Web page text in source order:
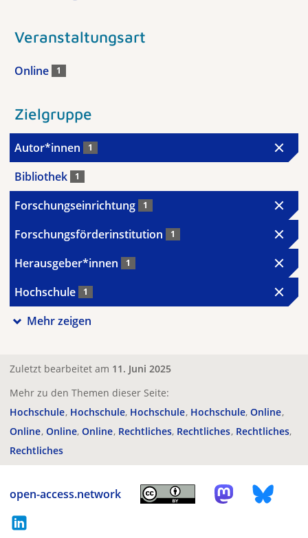
Veranstaltungsart
Online 1
Zielgruppe
Autor*innen 1
Bibliothek 1
Forschungseinrichtung 1
Forschungsförderinstitution 1
Herausgeber*innen 1
Hochschule 1
Mehr zeigen
Zuletzt bearbeitet am 11. Juni 2025
Mehr zu den Themen dieser Seite:
Hochschule Hochschule Hochschule Hochschule Online
Online Online Online Rechtliches Rechtliches Rechtliches
Rechtliches
open-access.network